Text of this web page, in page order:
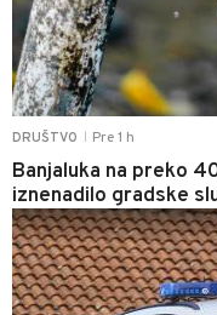
DRUŠTVO Pre 1 h
Banjaluka na preko
iznenadilo gradske